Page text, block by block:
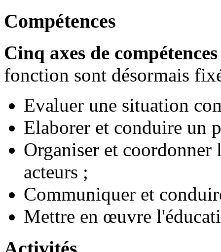
Compétences
Cinq axes de compétences
fonction sont désormais
Evaluer une situation
Elaborer et conduire un
Organiser et
acteurs ;
Communiquer et
Mettre en œuvre